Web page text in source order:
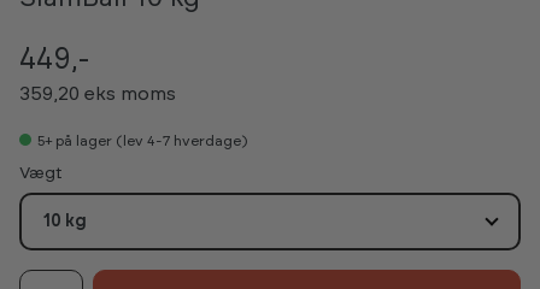
449,-
359,20 eks moms
5+ på lager (lev 4-7 hverdage)
Vælg
Vægt
10 kg